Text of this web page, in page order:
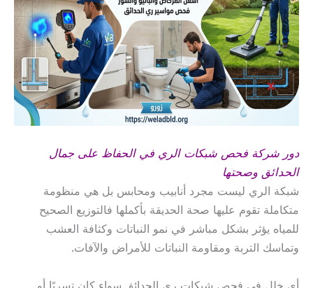
دور شركة فحص شبكات الري في الحفاظ على جمال
الحدائق وصحتها
شبكة الري ليست مجرد أنابيب ومحابس بل هي منظومة
متكاملة تقوم عليها صحة الحديقة بأكملها فالتوزيع الصحيح
للمياه يؤثر بشكل مباشر في نمو النباتات وكثافة العشب
وتماسك التربة ومقاومة النباتات للأمراض والآفات.
أي خلل في فحص شبكات ري الحدائق سواء كان تسربًا أو